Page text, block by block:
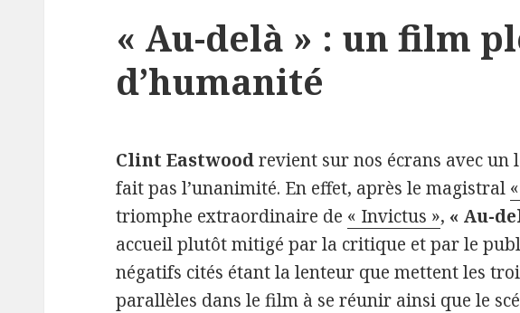
« Au-delà » : un film
d’humanité
Clint Eastwoodrevient sur nos écrans avec un
fait pas l’unanimité. En effet, après le magistral
triomphe extraordinaire de « Invictus », « Au-
accueil plutôt mitigé par la critique et par le
négatifs cités étant la lenteur que mettent les
parallèles dans le film à se réunir ainsi que le